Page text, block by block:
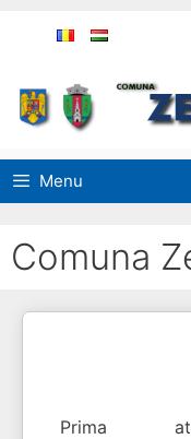
Menu
Comuna
Prima